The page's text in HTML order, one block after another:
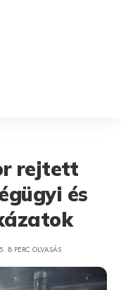
rejtett
és
8 PERC OLVASÁS